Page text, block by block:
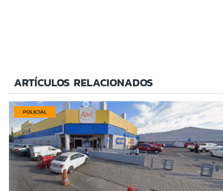
ARTÍCULOS RELACIONADOS
POLICIAL